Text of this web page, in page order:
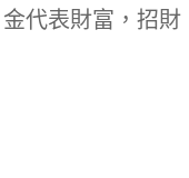
代表財富，招財